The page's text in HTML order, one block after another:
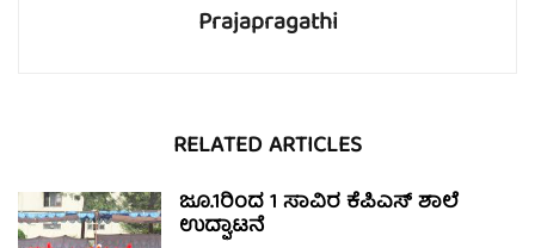
Prajapragathi
RELATED ARTICLES
ಜೂ.1ರಿಂದ 1 ಸಾವಿರ ಕೆಪಿಎಸ್ ಶಾಲೆ
ಉದ್ಘಾಟನೆ